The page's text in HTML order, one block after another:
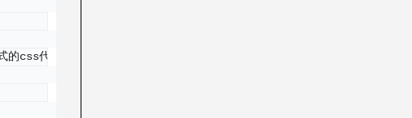
css代码。* compressed：压缩后的css代码。